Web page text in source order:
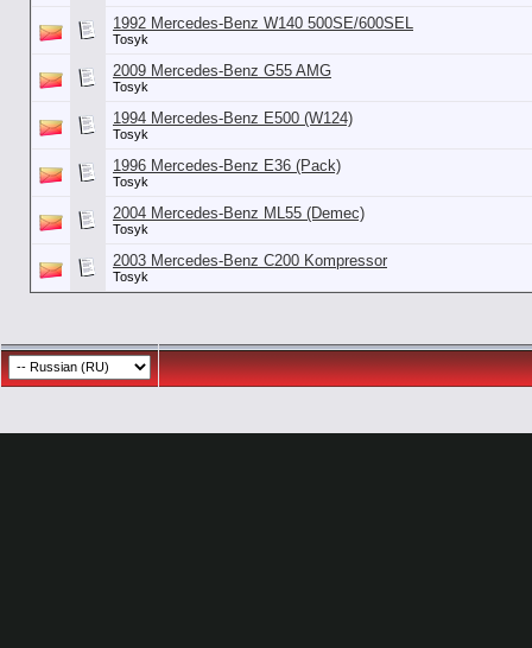
1992 Mercedes-Benz W140 500SE/600SEL
Tosyk
2009 Mercedes-Benz G55 AMG
Tosyk
1994 Mercedes-Benz E500 (W124)
Tosyk
1996 Mercedes-Benz E36 (Pack)
Tosyk
2004 Mercedes-Benz ML55 (Demec)
Tosyk
2003 Mercedes-Benz C200 Kompressor
Tosyk